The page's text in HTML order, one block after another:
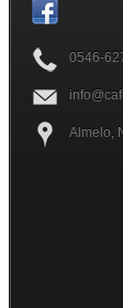
0546-
Almelo,